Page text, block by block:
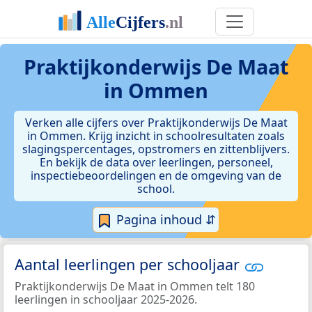
Praktijkonderwijs De Maat
in Ommen
Verken alle cijfers over Praktijkonderwijs De Maat
in Ommen. Krijg inzicht in schoolresultaten zoals
slagingspercentages, opstromers en zittenblijvers.
En bekijk de data over leerlingen, personeel,
inspectiebeoordelingen en de omgeving van de
school.
Pagina inhoud ⇵
Aantal leerlingen per schooljaar
Praktijkonderwijs De Maat in Ommen telt 180
leerlingen in schooljaar 2025-2026.